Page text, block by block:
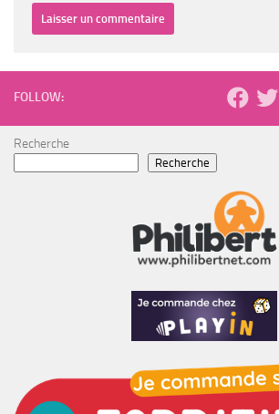
FOLLOW:
Recherche
Recherche